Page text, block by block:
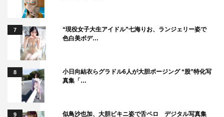
7
“現役女子大生アイドル”七海りお、ランジェリー姿で
色白美ボデ…
8
小日向結衣らグラドル6人が大胆ポージング “股”特化写
真集「…
9 似鳥沙也加、大胆ビキニ姿で舌ペロ デジタル写真集